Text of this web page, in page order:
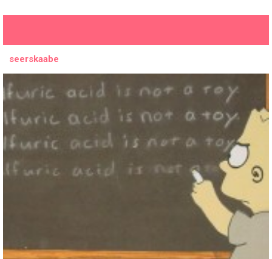
seerskaabe